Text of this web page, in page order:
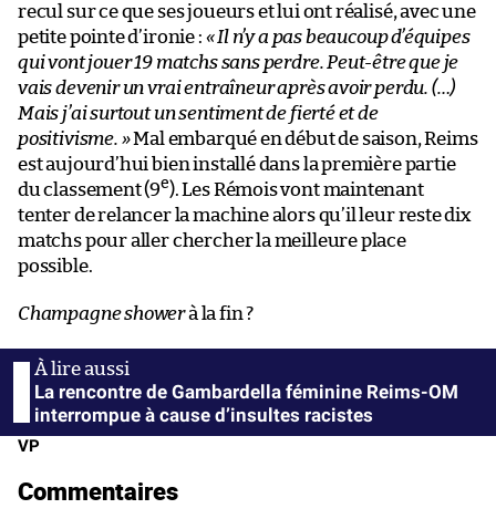
recul sur ce que ses joueurs et lui ont réalisé, avec une
petite pointe d’ironie : « Il n’y a pas beaucoup d’équipes
qui vont jouer 19 matchs sans perdre. Peut-être que je
vais devenir un vrai entraîneur après avoir perdu. (…)
Mais j’ai surtout un sentiment de fierté et de
positivisme. »Mal embarqué en début de saison, Reims
est aujourd’hui bien installé dans la première partie
du classement (9e). Les Rémois vont maintenant
tenter de relancer la machine alors qu’il leur reste dix
matchs pour aller chercher la meilleure place
possible.
Champagne showerà la fin ?
La rencontre de Gambardella féminine Reims-OM
interrompue à cause d’insultes racistes
VP
Commentaires